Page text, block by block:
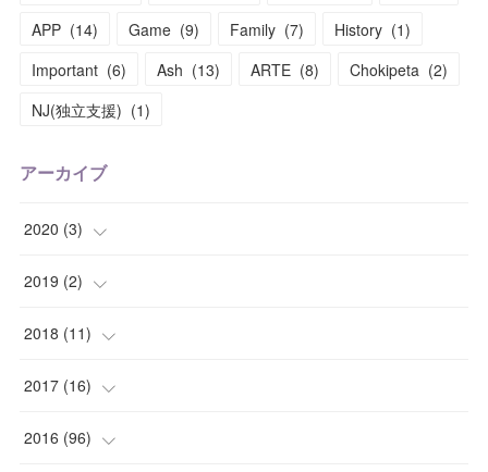
APP (14) Game (9) Family (7) History (1)
Important (6) Ash (13) ARTE (8) Chokipeta (2)
NJ(独立支援) (1)
アーカイブ
2020 (3)
(1
( 1)
(1)
2019 (2)
( 1)
(1)
2018 (11)
(2)
(1)
2017 (16)
(1)
2016 (96)